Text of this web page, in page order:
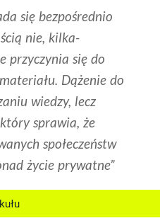
się bezpośrednio
nie, kilka-
przyczynia się do
Dążenie do
wiedzy, lecz
sprawia, że
społeczeństw
życie prywatne”